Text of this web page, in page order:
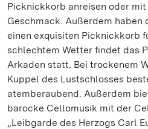
Picknickkorb anreisen oder
Geschmack. Außerdem
einen exquisiten Picknickkorb
schlechtem Wetter findet das
Arkaden statt. Bei trockenem
Kuppel des Lustschlosses
atemberaubend. Außerdem
barocke Cellomusik mit der
„Leibgarde des Herzogs Carl